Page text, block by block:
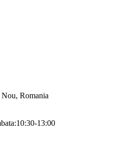
Romania
13:00